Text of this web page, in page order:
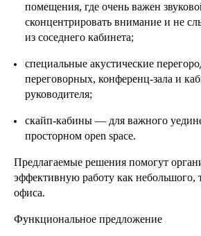
помещения, где очень важен
сконцентрировать внимание и не
из соседнего кабинета;
специальные акустические
переговорных, конференц-зала и
руководителя;
скайп-кабины — для важного
просторном open space.
Предлагаемые решения помогут
эффективную работу как небольшого,
офиса.
Функциональное предложение